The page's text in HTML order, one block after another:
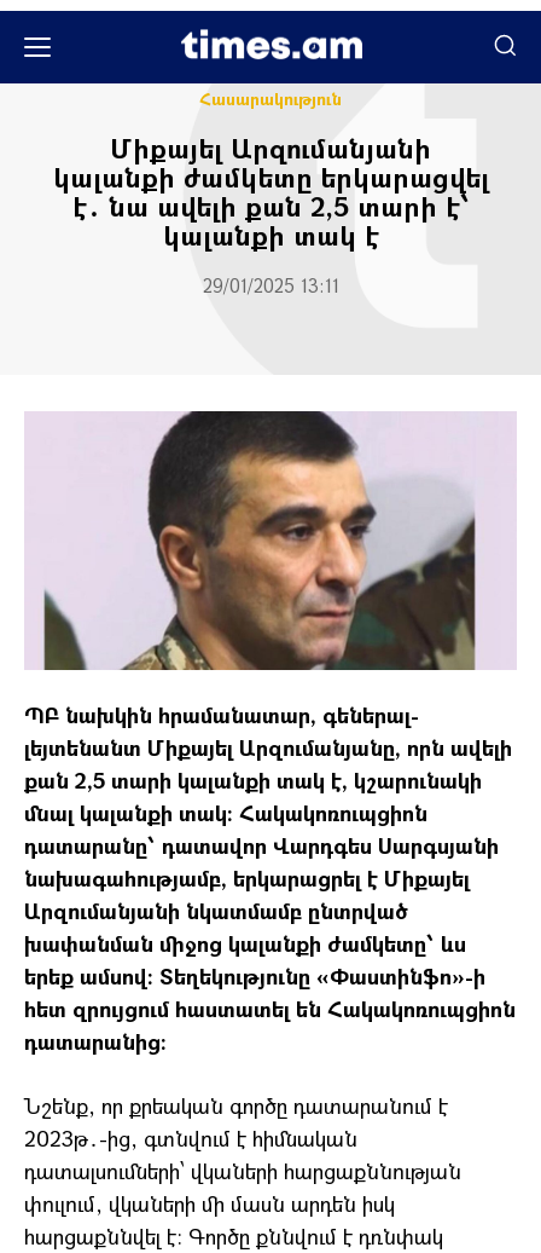
Հասարակություն
Միքայել Արզումանյանի
կալանքի ժամկետը երկարացվել
է․ նա ավելի քան 2,5 տարի է՝
կալանքի տակ է
29/01/2025 13:11
ՊԲ նախկին հրամանատար, գեներալ-
լեյտենանտ Միքայել Արզումանյանը, որն ավելի
քան 2,5 տարի կալանքի տակ է, կշարունակի
մնալ կալանքի տակ։ Հակակոռուպցիոն
դատարանը՝ դատավոր Վարդգես Սարգսյանի
նախագահությամբ, երկարացրել է Միքայել
Արզումանյանի նկատմամբ ընտրված
խափանման միջոց կալանքի ժամկետը՝ ևս
երեք ամսով։ Տեղեկությունը «Փաստինֆո»-ի
հետ զրույցում հաստատել են Հակակոռուպցիոն
դատարանից։
Նշենք, որ քրեական գործը դատարանում է
2023թ․-ից, գտնվում է հիմնական
դատալսումների՝ վկաների հարցաքննության
փուլում, վկաների մի մասն արդեն իսկ
հարցաքննվել է։ Գործը քննվում է դռնփակ